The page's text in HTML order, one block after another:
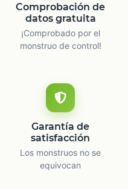
Comprobación de
datos gratuita
¡Comprobado por el
monstruo de control!
Garantía de
satisfacción
Los monstruos no se
equivocan